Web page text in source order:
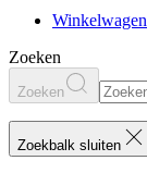
Winkelwagen
Zoeken
Zoeken
Zoekbalk sluiten